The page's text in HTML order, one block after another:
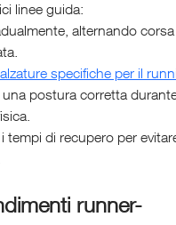
linee guida:
alternando
specifiche per il
una postura corretta
tempi di recupero per
runner-